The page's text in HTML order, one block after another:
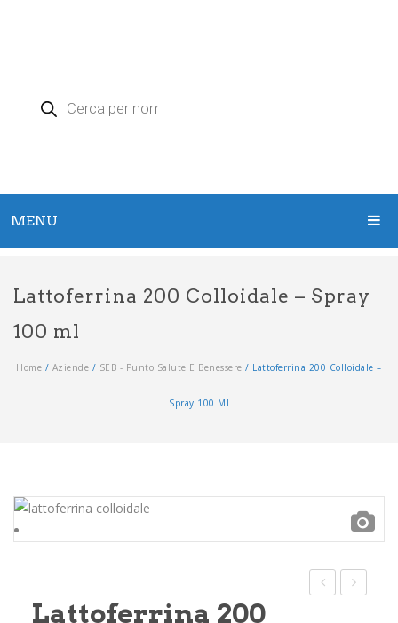
search
MENU
PRODOTTI
Argento Colloidale
Lattoferrina 200 Colloidale – Spray
100 ml
Home / Aziende / SEB - Punto Salute E Benessere / Lattoferrina 200 Colloidale –
Spray 100 Ml
Lattoferrina 200